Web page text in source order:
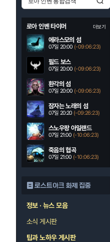
로아 인벤 타이머 더보기
에라스모의 섬
07일 20:00 (-09:06:21)
필드 보스
07일 20:00 (-09:06:21)
환각의 섬
07일 20:00 (-09:06:21)
잠자는 노래의 섬
07일 20:20 (-09:26:21)
스노우팡 아일랜드
07일 21:00 (-10:06:21)
죽음의 협곡
07일 21:00 (-10:06:21)
로스트아크 화제 집중
정보 · 뉴스 모음
소식 게시판
팁과 노하우 게시판